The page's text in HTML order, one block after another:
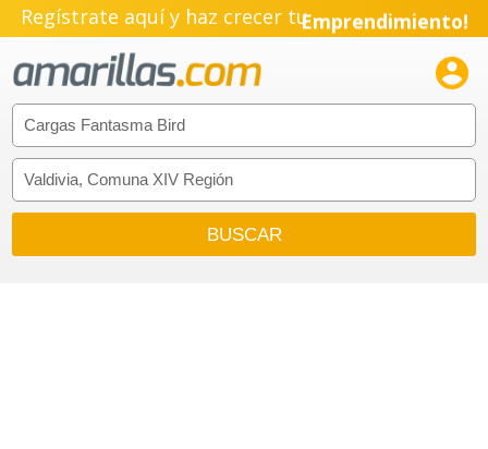
Regístrate aquí y haz crecer tuEmprendimiento!
